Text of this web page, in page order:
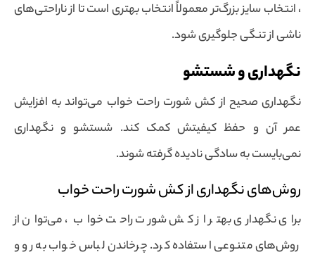
، انتخاب سایز بزرگ‌تر معمولاً انتخاب بهتری است تا از ناراحتی‌های
ناشی از تنگی جلوگیری شود.
نگهداری و شستشو
نگهداری صحیح از کش شورت راحت خواب می‌تواند به افزایش
عمر آن و حفظ کیفیتش کمک کند. شستشو و نگهداری
نمی‌بایست به سادگی نادیده گرفته شوند.
روش‌های نگهداری از کش شورت راحت خواب
برای نگهداری بهتر از کش شورت راحت خواب ، می‌توان از
روش‌های متنوعی استفاده کرد. چرخاندن لباس خواب به رو و